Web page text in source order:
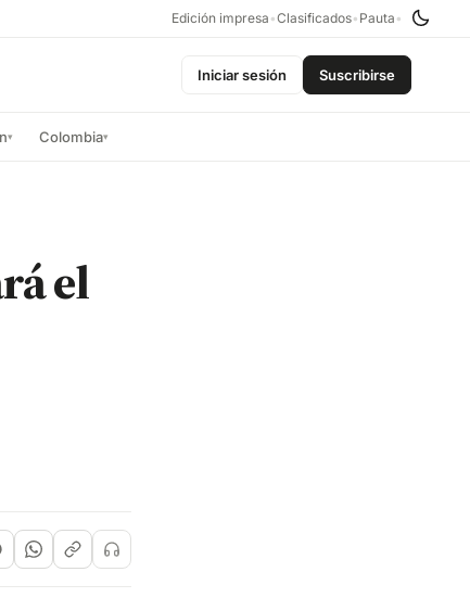
Edición impresa •Clasificados• Pauta •
Iniciar sesión Suscribirse
▾ Colombia▾
el